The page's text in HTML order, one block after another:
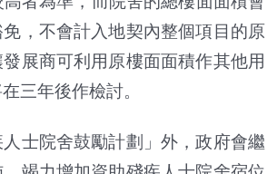
，不會計入地契內整個項目的原
展商可利用原樓面面積作其他用
三年後作檢討。
士院舍鼓勵計劃」外，政府會繼